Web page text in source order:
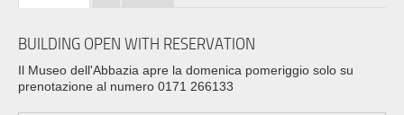
BUILDING OPEN WITH RESERVATION
Il Museo dell'Abbazia apre la domenica pomeriggio solo su
prenotazione al numero 0171 266133